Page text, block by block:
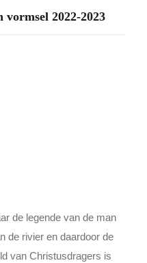
2022-2023
de legende van de man
de rivier en daardoor de
van Christusdragers is